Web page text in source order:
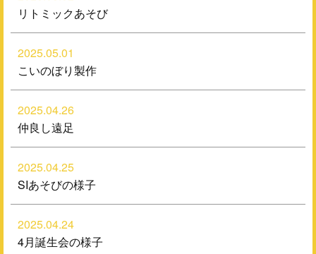
リトミックあそび
2025.05.01
こいのぼり製作
2025.04.26
仲良し遠足
2025.04.25
SIあそびの様子
2025.04.24
4月誕生会の様子